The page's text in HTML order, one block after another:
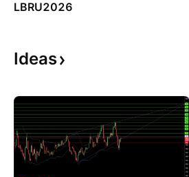
LBRU2026
Ideas